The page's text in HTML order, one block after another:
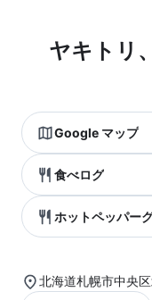
ヤキトリ
Google マップ
食べログ
ホットペッパー
北海道札幌市中央